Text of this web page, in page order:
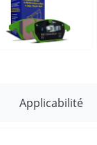
Applicabilité